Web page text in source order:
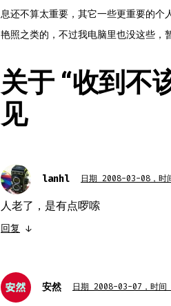
息还不算太重要，其它一些更重要的个
艳照之类的，不过我电脑里也没这些，
关于 “收到不
见
lanhl 日期 2008-03-08，时
人老了，是有点啰嗦
回复 ↓
安然 日期 2008-03-07，时